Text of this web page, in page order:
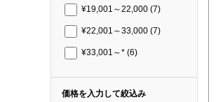
¥19,001～22,000 (7)
¥22,001～33,000 (7)
¥33,001～* (6)
価格を入力して絞込み